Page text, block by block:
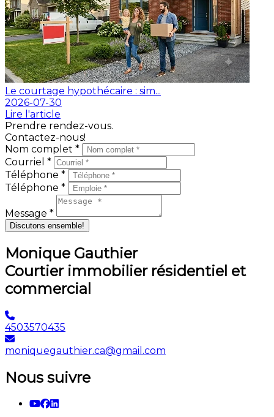
Le courtage hypothécaire : sim...
2026-07-30
Lire l'article
Prendre rendez-vous.
Contactez-nous!
Nom complet *
Courriel *
Téléphone *
Téléphone *
Message *
Discutons ensemble!
Monique Gauthier
Courtier immobilier résidentiel et
commercial
4503570435
moniquegauthier.ca@gmail.com
Nous suivre